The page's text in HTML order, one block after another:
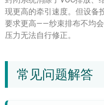
现更高的牵引速度。但设备
要求更高——纱束排布不均
压力无法自行修正。
常见问题解答